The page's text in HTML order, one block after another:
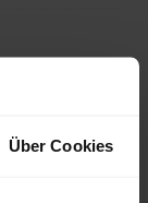
Über Cookies
in Österreich